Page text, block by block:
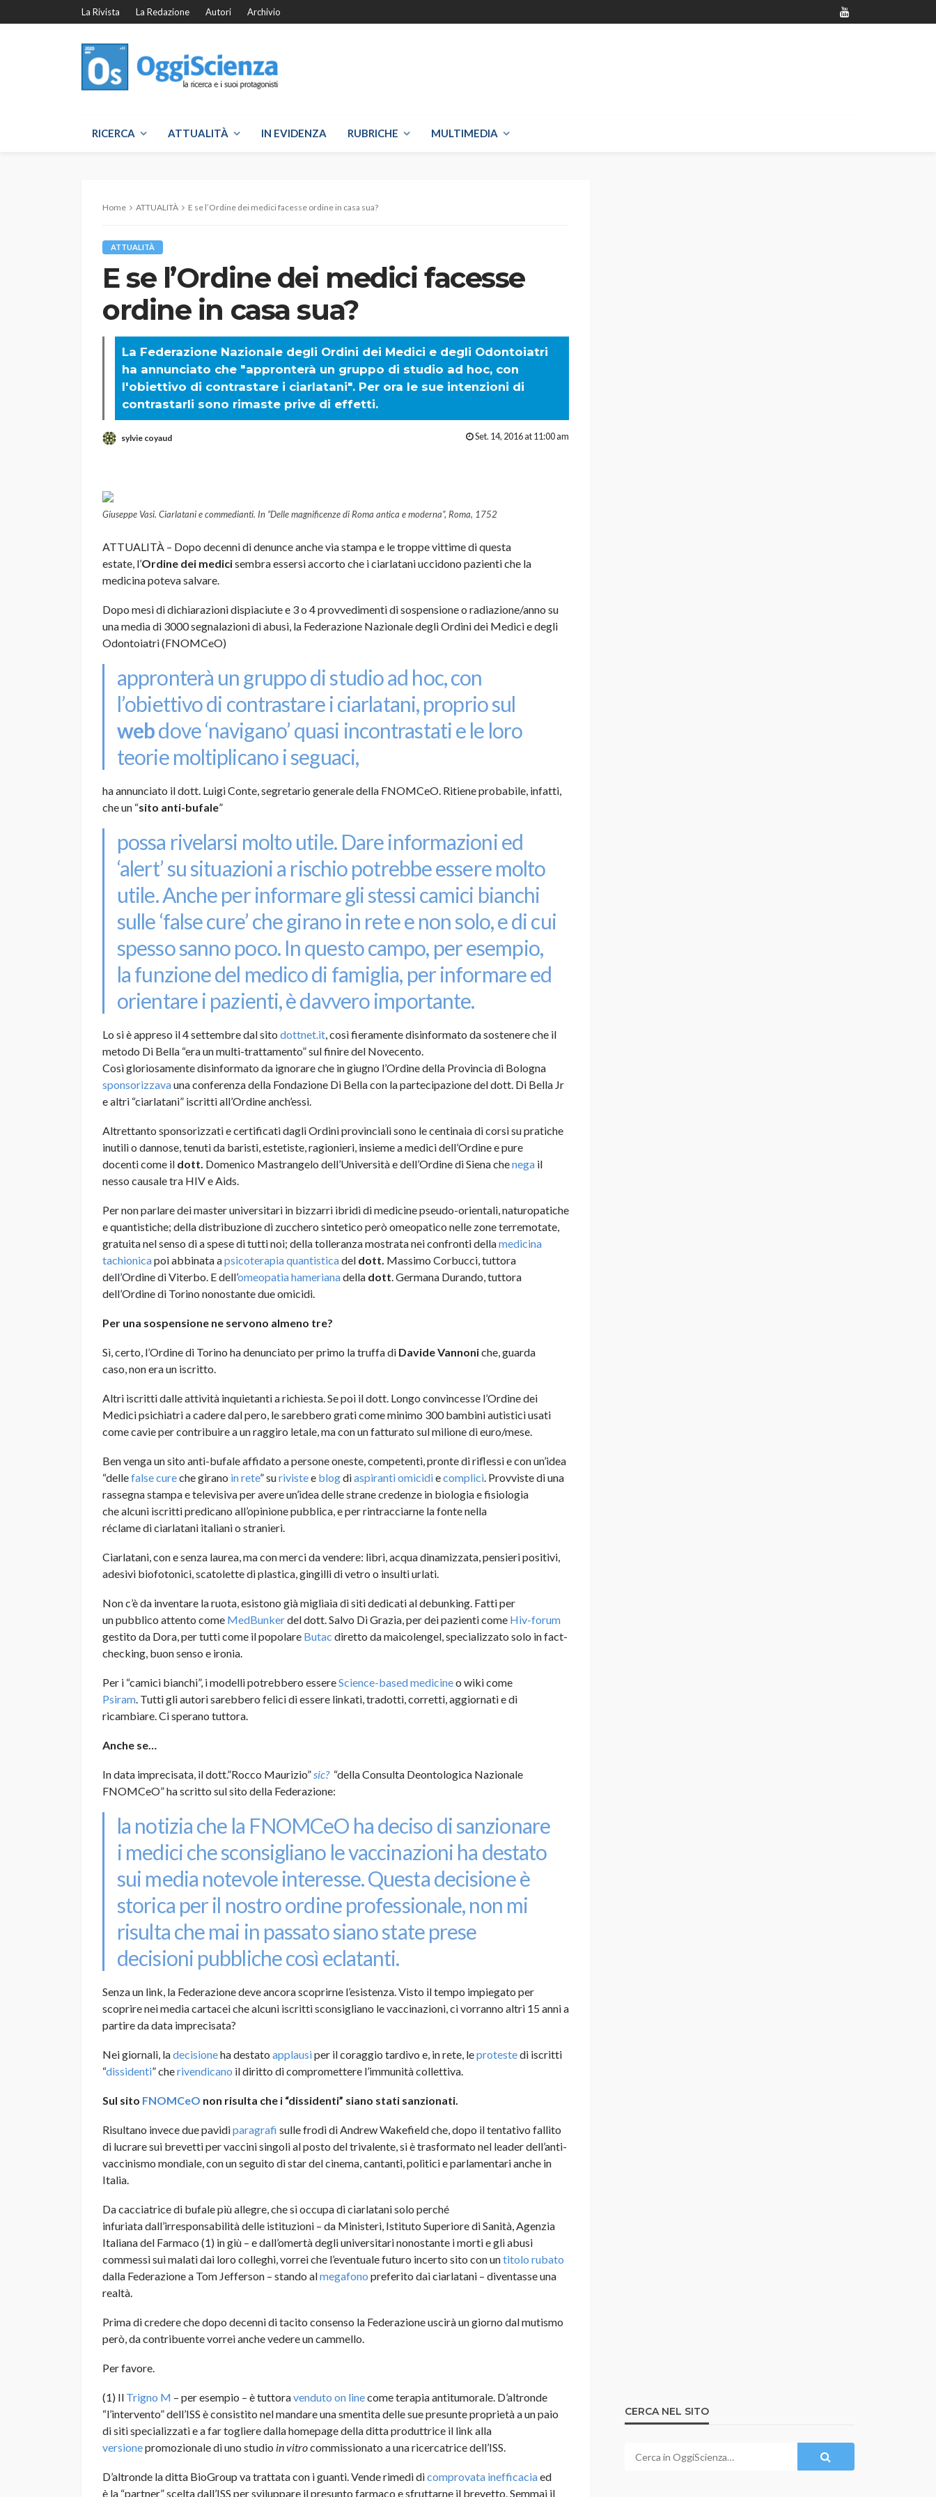
La Rivista La Redazione Autori Archivio
RICERCA ATTUALITÀ IN EVIDENZA RUBRICHE MULTIMEDIA
Home ATTUALITÀ E se l’Ordine dei medici facesse ordine in casa sua?
ATTUALITÀ
E se l’Ordine dei medici facesse
ordine in casa sua?
La Federazione Nazionale degli Ordini dei Medici e degli Odontoiatri
ha annunciato che "appronterà un gruppo di studio ad hoc, con
l'obiettivo di contrastare i ciarlatani". Per ora le sue intenzioni di
contrastarli sono rimaste prive di effetti.
sylvie coyaud Set. 14, 2016 at 11:00 am
Giuseppe Vasi. Ciarlatani e commedianti. In “Delle magnificenze di Roma antica e moderna”, Roma, 1752
ATTUALITÀ – Dopo decenni di denunce anche via stampa e le troppe vittime di questa
estate, l’Ordine dei medicisembra essersi accorto che i ciarlatani uccidono pazienti che la
medicina poteva salvare.
Dopo mesi di dichiarazioni dispiaciute e 3 o 4 provvedimenti di sospensione o radiazione/anno su
una media di 3000 segnalazioni di abusi, la Federazione Nazionale degli Ordini dei Medici e degli
Odontoiatri (FNOMCeO)
appronterà un gruppo di studio ad hoc, con
l’obiettivo di contrastare i ciarlatani, proprio sul
webdove ‘navigano’ quasi incontrastati e le loro
teorie moltiplicano i seguaci,
ha annunciato il dott. Luigi Conte, segretario generale della FNOMCeO. Ritiene probabile, infatti,
che un “sito anti-bufale”
possa rivelarsi molto utile. Dare informazioni ed
‘alert’ su situazioni a rischio potrebbe essere molto
utile. Anche per informare gli stessi camici bianchi
sulle ‘false cure’ che girano in rete e non solo, e di cui
spesso sanno poco. In questo campo, per esempio,
la funzione del medico di famiglia, per informare ed
orientare i pazienti, è davvero importante.
Lo si è appreso il 4 settembre dal sito dottnet.it, così fieramente disinformato da sostenere che il
metodo Di Bella “era un multi-trattamento” sul finire del Novecento.
Così gloriosamente disinformato da ignorare che in giugno l’Ordine della Provincia di Bologna
sponsorizzavauna conferenza della Fondazione Di Bella con la partecipazione del dott. Di Bella Jr
e altri “ciarlatani” iscritti all’Ordine anch’essi.
Altrettanto sponsorizzati e certificati dagli Ordini provinciali sono le centinaia di corsi su pratiche
inutili o dannose, tenuti da baristi, estetiste, ragionieri, insieme a medici dell’Ordine e pure
docenti come il dott. Domenico Mastrangelo dell’Università e dell’Ordine di Siena chenega il
nesso causale tra HIV e Aids.
Per non parlare dei master universitari in bizzarri ibridi di medicine pseudo-orientali, naturopatiche
e quantistiche; della distribuzione di zucchero sintetico però omeopatico nelle zone terremotate,
gratuita nel senso di a spese di tutti noi; della tolleranza mostrata nei confronti dellamedicina
tachionicapoi abbinata apsicoterapia quantisticadel dott. Massimo Corbucci, tuttora
dell’Ordine di Viterbo. E dell’omeopatia hamerianadella dott. Germana Durando, tuttora
dell’Ordine di Torino nonostante due omicidi.
Per una sospensione ne servono almeno tre?
Sì, certo, l’Ordine di Torino ha denunciato per primo la truffa di Davide Vannoniche, guarda
caso, non era un iscritto.
Altri iscritti dalle attività inquietanti a richiesta. Se poi il dott. Longo convincesse l’Ordine dei
Medici psichiatri a cadere dal pero, le sarebbero grati come minimo 300 bambini autistici usati
come cavie per contribuire a un raggiro letale, ma con un fatturato sul milione di euro/mese.
Ben venga un sito anti-bufale affidato a persone oneste, competenti, pronte di riflessi e con un’idea
“dellefalse cureche girano in rete” surivistee blogdiaspirantiomicidiecomplici. Provviste di una
rassegna stampa e televisiva per avere un’idea delle strane credenze in biologia e fisiologia
che alcuni iscritti predicano all’opinione pubblica, e per rintracciarne la fonte nella
réclame di ciarlatani italiani o stranieri.
Ciarlatani, con e senza laurea, ma con merci da vendere: libri, acqua dinamizzata, pensieri positivi,
adesivi biofotonici, scatolette di plastica, gingilli di vetro o insulti urlati.
Non c’è da inventare la ruota, esistono già migliaia di siti dedicati al debunking. Fatti per
un pubblico attento come MedBunkerdel dott. Salvo Di Grazia, per dei pazienti come Hiv-forum
gestito da Dora, per tutti come il popolare Butac diretto da maicolengel, specializzato solo in fact-
checking, buon senso e ironia.
Per i “camici bianchi”, i modelli potrebbero essereScience-based medicineo wiki come
Psiram. Tutti gli autori sarebbero felici di essere linkati, tradotti, corretti, aggiornati e di
ricambiare. Ci sperano tuttora.
Anche se…
In data imprecisata, il dott.”Rocco Maurizio”sic? “dellaConsulta Deontologica Nazionale
FNOMCeO” ha scritto sul sito della Federazione:
la notizia che la FNOMCeO ha deciso di sanzionare
i medici che sconsigliano le vaccinazioni ha destato
sui media notevole interesse. Questa decisione è
storica per il nostro ordine professionale, non mi
risulta che mai in passato siano state prese
decisioni pubbliche così eclatanti.
Senza un link, la Federazione deve ancora scoprirne l’esistenza. Visto il tempo impiegato per
scoprire nei media cartacei che alcuni iscritti sconsigliano le vaccinazioni, ci vorranno altri 15 anni a
partire da data imprecisata?
Nei giornali, ladecisioneha destato applausiper il coraggio tardivo e, in rete, leprotestedi iscritti
“dissidenti” cherivendicano il diritto di compromettere l’immunità collettiva.
Sul sito FNOMCeO non risulta che i “dissidenti” siano stati sanzionati.
Risultano invece due pavidiparagrafi sulle frodi di Andrew Wakefield che, dopo il tentativo fallito
di lucrare sui brevetti per vaccini singoli al posto del trivalente, si è trasformato nel leader dell’anti-
vaccinismo mondiale, con un seguito di star del cinema, cantanti, politici e parlamentari anche in
Italia.
Da cacciatrice di bufale più allegre, che si occupa di ciarlatani solo perché
infuriata dall’irresponsabilità delle istituzioni – da Ministeri, Istituto Superiore di Sanità, Agenzia
Italiana del Farmaco (1) in giù – e dall’omertà degli universitari nonostante i morti e gli abusi
commessi sui malati dai loro colleghi, vorrei che l’eventuale futuro incerto sito con untitolo rubato
dalla Federazione a Tom Jefferson – stando almegafono preferito dai ciarlatani – diventasse una
realtà.
Prima di credere che dopo decenni di tacito consenso la Federazione uscirà un giorno dal mutismo
però, da contribuente vorrei anche vedere un cammello.
Per favore.
(1) Il Trigno M – per esempio – è tuttoravenduto on linecome terapia antitumorale. D’altronde
“l’intervento” dell’ISS è consistito nel mandare una smentita delle sue presunte proprietà a un paio
di siti specializzati e a far togliere dalla homepage della ditta produttrice il link alla
versionepromozionale di uno studio in vitrocommissionato a una ricercatrice dell’ISS.
D’altronde la ditta BioGroup va trattata con i guanti. Vende rimedi dicomprovata inefficaciaed
è la “partner” scelta dall’ISS per sviluppare il presunto farmaco e sfruttarne il brevetto. Semmai il
CERCA NEL SITO